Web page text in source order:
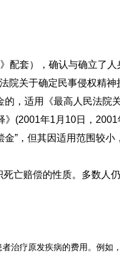
套），确认与确立了人
关于确定民事侵权精神
，适用《最高人民法院
(2001年1月10日，
”，但其因适用范围较小
亡赔偿的性质。多数人
治疗原发疾病的费用。例如